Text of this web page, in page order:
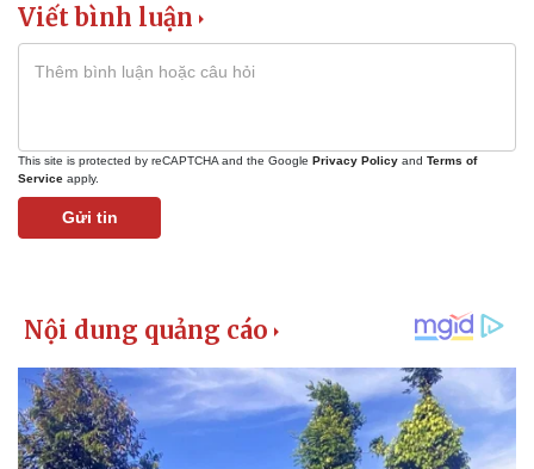
Viết bình luận
This site is protected by reCAPTCHA and the Google Privacy Policy and Terms of
Service apply.
Gửi tin